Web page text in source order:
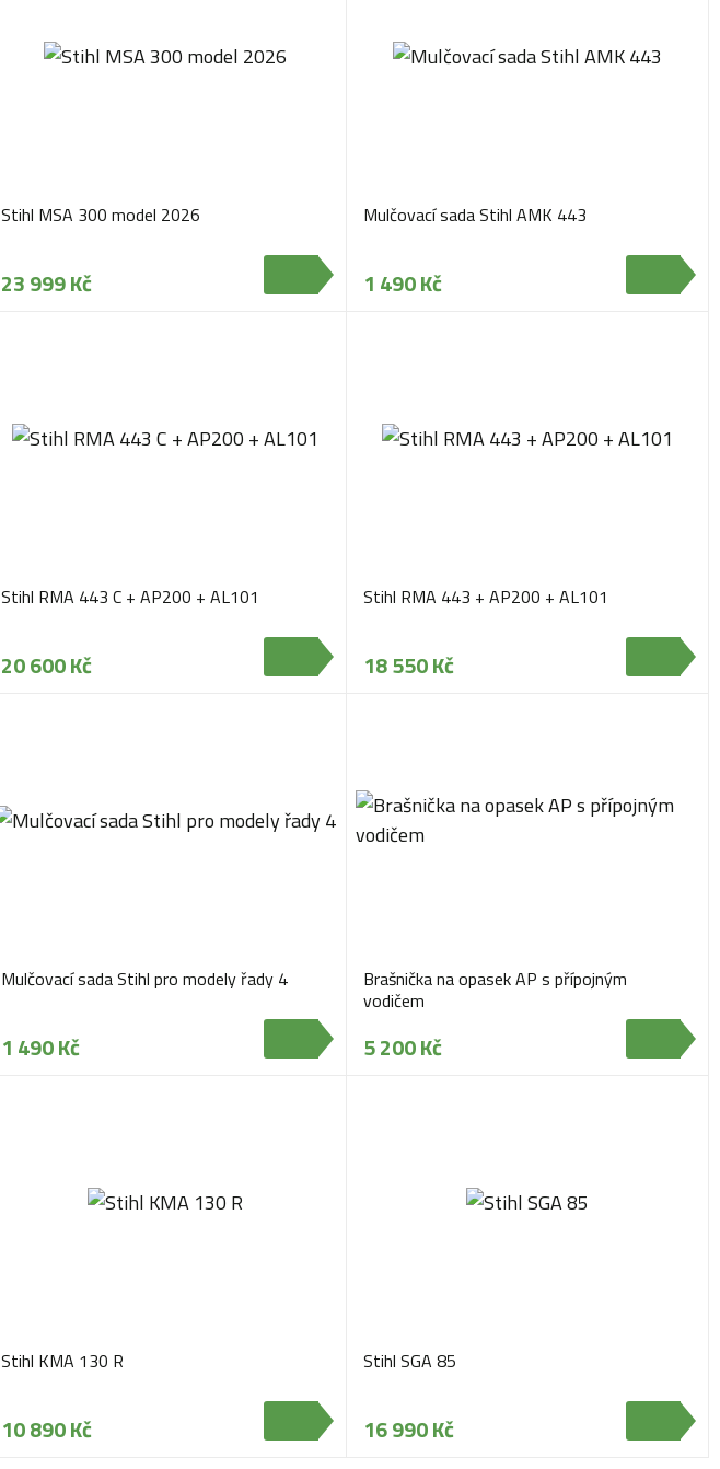
Stihl MSA 300 model 2026
23 999 Kč
Mulčovací sada Stihl AMK 443
1 490 Kč
Stihl RMA 443 C + AP200 + AL101
20 600 Kč
Stihl RMA 443 + AP200 + AL101
18 550 Kč
Mulčovací sada Stihl pro modely řady 4
1 490 Kč
Brašnička na opasek AP s přípojným
vodičem
5 200 Kč
Stihl KMA 130 R
10 890 Kč
Stihl SGA 85
16 990 Kč